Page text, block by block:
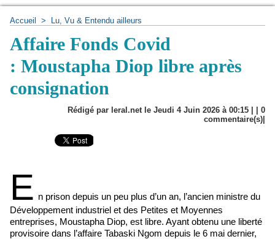
Accueil > Lu, Vu & Entendu ailleurs
Affaire Fonds Covid
: Moustapha Diop libre après
consignation
Rédigé par leral.net le Jeudi 4 Juin 2026 à 00:15 | | 0
commentaire(s)|
E n prison depuis un peu plus d’un an, l’ancien ministre du
Développement industriel et des Petites et Moyennes
entreprises, Moustapha Diop, est libre. Ayant obtenu une liberté
provisoire dans l’affaire Tabaski Ngom depuis le 6 mai dernier,